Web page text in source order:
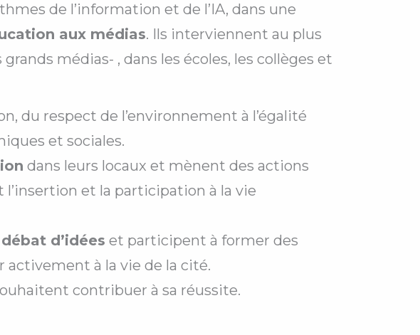
de l’information et de l’IA, dans une
aux médias. Ils interviennent au plus
médias- , dans les écoles, les collèges et
du respect de l’environnement à l’égalité
et sociales.
dans leurs locaux et mènent des actions
et la participation à la vie
débat d’idées et participent à former des
à la vie de la cité.
contribuer à sa réussite.